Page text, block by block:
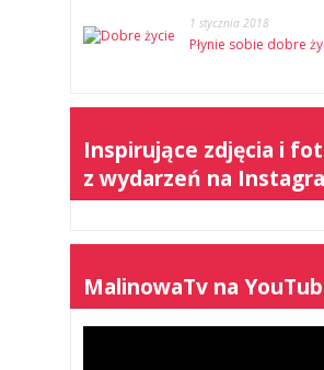
1 stycznia 2018
Płynie sobie dobre
Inspirujące zdjęcia i
z wydarzeń na
MalinowaTv na